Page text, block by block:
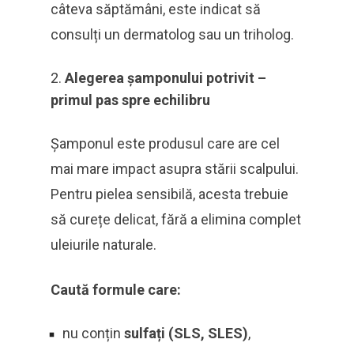
câteva săptămâni, este indicat să
consulți un dermatolog sau un triholog.
Alegerea șamponului potrivit –
primul pas spre echilibru
Șamponul este produsul care are cel
mai mare impact asupra stării scalpului.
Pentru pielea sensibilă, acesta trebuie
să curețe delicat, fără a elimina complet
uleiurile naturale.
Caută formule care:
nu conțin sulfați (SLS, SLES),